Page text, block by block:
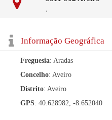
,
Informação Geográfica
Freguesia: Aradas
Concelho: Aveiro
Distrito: Aveiro
GPS: 40.628982, -8.652040